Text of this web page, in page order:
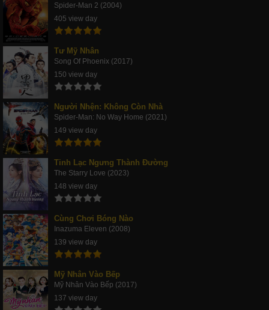
Spider-Man 2 (2004)
405 view day
Tư Mỹ Nhân
Song Of Phoenix (2017)
150 view day
Người Nhện: Không Còn Nhà
Spider-Man: No Way Home (2021)
149 view day
Tinh Lạc Ngưng Thành Đường
The Starry Love (2023)
148 view day
Cùng Chơi Bóng Nào
Inazuma Eleven (2008)
139 view day
Mỹ Nhân Vào Bếp
Mỹ Nhân Vào Bếp (2017)
137 view day